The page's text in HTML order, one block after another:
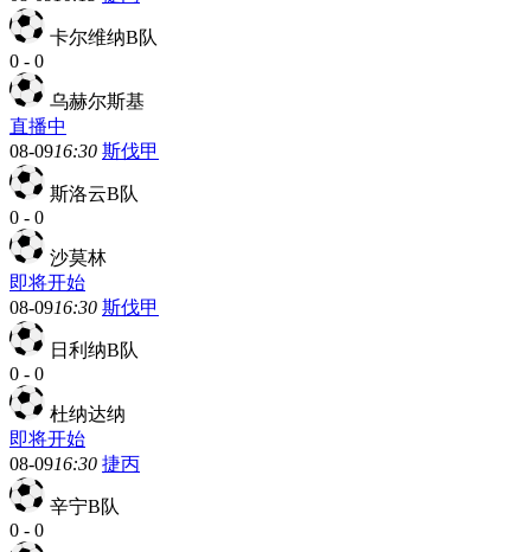
卡尔维纳B队
0 - 0
乌赫尔斯基
直播中
08-0916:30 斯伐甲
斯洛云B队
0 - 0
沙莫林
即将开始
08-0916:30 斯伐甲
日利纳B队
0 - 0
杜纳达纳
即将开始
08-0916:30 捷丙
辛宁B队
0 - 0